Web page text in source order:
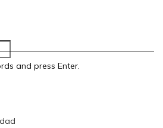
and press Enter.